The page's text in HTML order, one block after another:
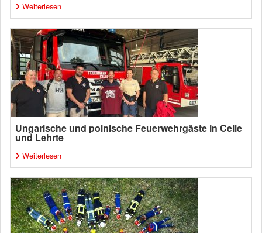
Weiterlesen
Ungarische und polnische Feuerwehrgäste in Celle
und Lehrte
Weiterlesen